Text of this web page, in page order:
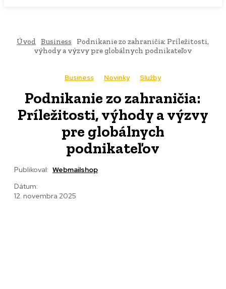
Úvod Business
Podnikanie zo zahraničia: Príležitosti,
výhody a výzvy pre globálnych podnikateľov
Business Novinky Služby
Podnikanie zo zahraničia:
Príležitosti, výhody a výzvy
pre globálnych
podnikateľov
Publikoval: Webmailshop
Dátum:
12. novembra 2025